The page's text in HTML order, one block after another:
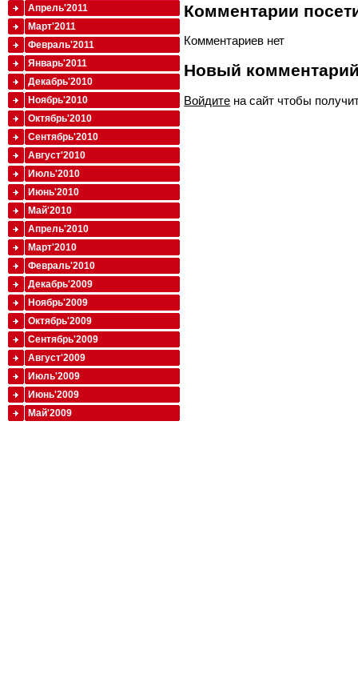
Комментарии
Комментариев нет
Новый
Войдите на сайт чтобы
Апрель'2011
Март'2011
Февраль'2011
Январь'2011
Декабрь'2010
Ноябрь'2010
Октябрь'2010
Сентябрь'2010
Август'2010
Июль'2010
Июнь'2010
Май'2010
Апрель'2010
Март'2010
Февраль'2010
Декабрь'2009
Ноябрь'2009
Октябрь'2009
Сентябрь'2009
Август'2009
Июль'2009
Июнь'2009
Май'2009